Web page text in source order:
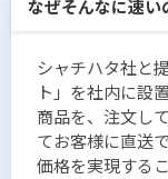
なぜそんなに速い
シャチハタ社と
ト」を社内に設
商品を、注文し
てお客様に直送
価格を実現する